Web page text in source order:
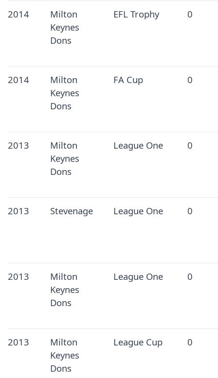
2014
Milton
Keynes
Dons
EFL Trophy 0
2014
Milton
Keynes
Dons
FA Cup 0
2013
Milton
Keynes
Dons
League One 0
2013 Stevenage League One 0
2013
Milton
Keynes
Dons
League One 0
2013
Milton
Keynes
Dons
League Cup 0